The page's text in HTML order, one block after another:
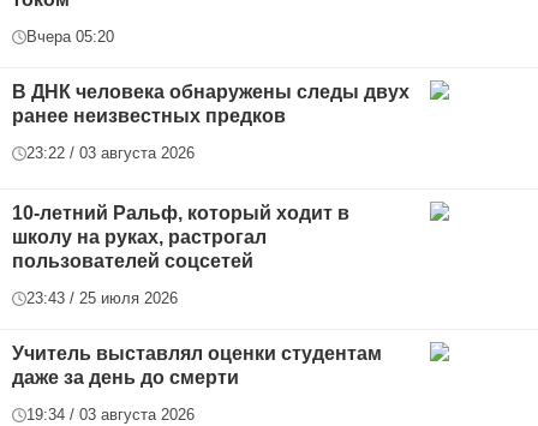
Вчера 05:20
В ДНК человека обнаружены следы двух
ранее неизвестных предков
23:22 / 03 августа 2026
10-летний Ральф, который ходит в
школу на руках, растрогал
пользователей соцсетей
23:43 / 25 июля 2026
Учитель выставлял оценки студентам
даже за день до смерти
19:34 / 03 августа 2026